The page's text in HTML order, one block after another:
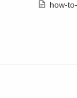
how-